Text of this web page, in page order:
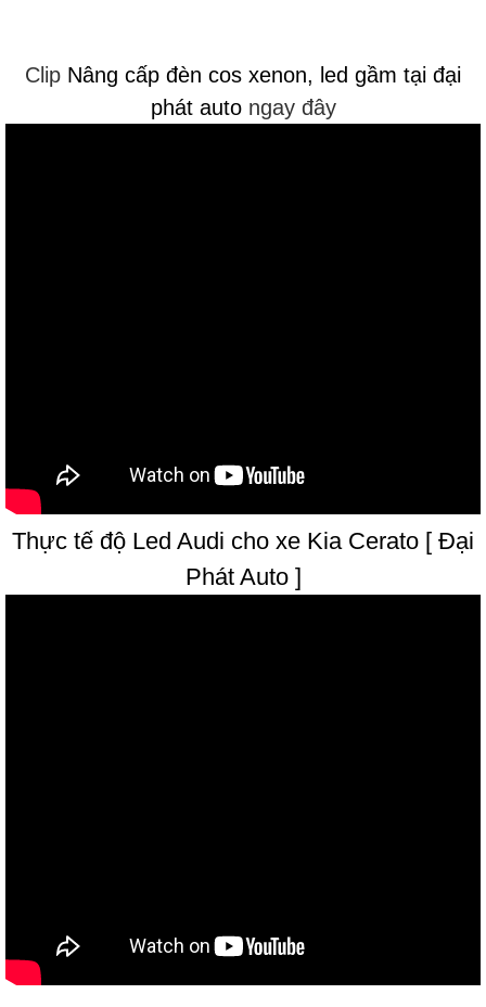
Clip Nâng cấp đèn cos xenon, led gầm tại đại
phát autongay đây
Thực tế độ Led Audi cho xe Kia Cerato [ Đại
Phát Auto ]